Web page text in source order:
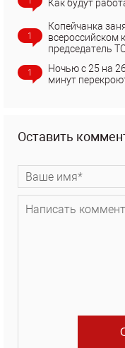
Как будут
1
Копейчанка
всероссийском
председатель
1
Ночью с 25 на
минут
Оставить